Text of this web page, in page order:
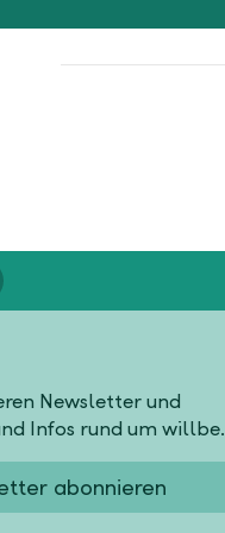
Newsletter und
Infos rund um willbe.
abonnieren